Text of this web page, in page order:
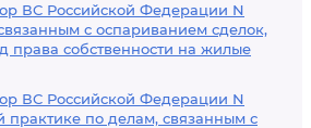
ВС Российской Федерации N
с оспариванием сделок,
права собственности на жилые
ВС Российской Федерации N
практике по делам, связанным с